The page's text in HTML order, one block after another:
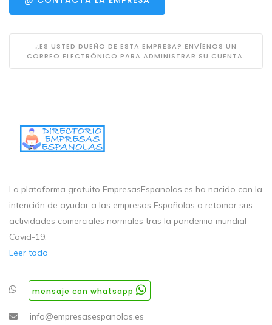
¿ES USTED DUEÑO DE ESTA EMPRESA? ENVÍENOS UN
CORREO ELECTRÓNICO PARA ADMINISTRAR SU CUENTA.
La plataforma gratuito EmpresasEspanolas.es ha nacido con la
intención de ayudar a las empresas Españolas a retomar sus
actividades comerciales normales tras la pandemia mundial
Covid-19.
Leer todo
mensaje con whatsapp
info@empresasespanolas.es